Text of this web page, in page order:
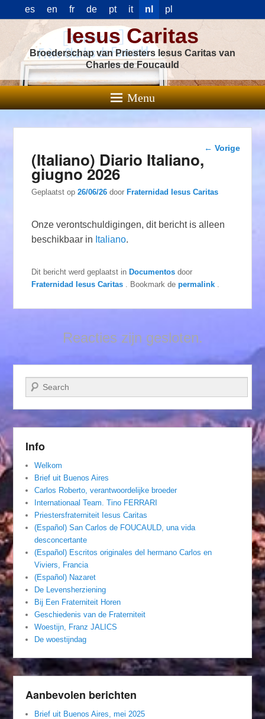
es en fr de pt it nl pl
Iesus Caritas
Broederschap van Priesters Iesus Caritas van
Charles de Foucauld
Menu
← Vorige
(Italiano) Diario Italiano,
giugno 2026
Geplaatst op26/06/26 doorFraternidad Iesus Caritas
Onze verontschuldigingen, dit bericht is alleen
beschikbaar in Italiano.
Dit bericht werd geplaatst inDocumentos door
Fraternidad Iesus Caritas
. Bookmark depermalink
Reacties zijn gesloten.
Zoeken
Info
Welkom
Brief uit Buenos Aires
Carlos Roberto, verantwoordelijke broeder
Internationaal Team. Tino FERRARI
Priestersfraterniteit Iesus Caritas
(Español) San Carlos de FOUCAULD, una vida
desconcertante
(Español) Escritos originales del hermano Carlos en
Viviers, Francia
(Español) Nazaret
De Levensherziening
Bij Een Fraterniteit Horen
Geschiedenis van de Fraterniteit
Woestijn, Franz JALICS
De woestijndag
Aanbevolen berichten
Brief uit Buenos Aires, mei 2025